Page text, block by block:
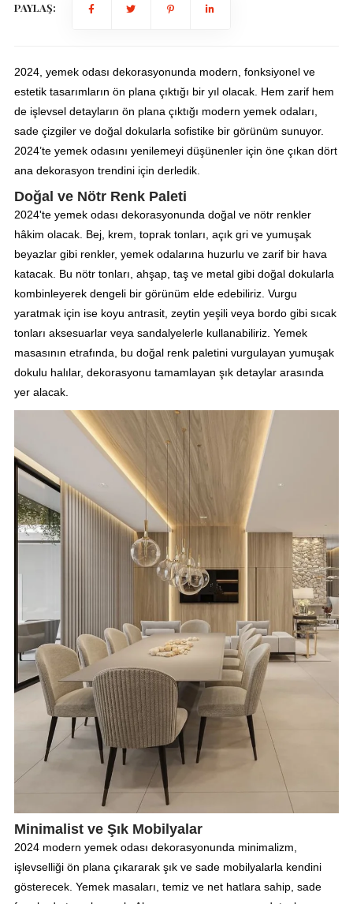
PAYLAŞ:
2024, yemek odası dekorasyonunda modern, fonksiyonel ve
estetik tasarımların ön plana çıktığı bir yıl olacak. Hem zarif hem
de işlevsel detayların ön plana çıktığı modern yemek odaları,
sade çizgiler ve doğal dokularla sofistike bir görünüm sunuyor.
2024’te yemek odasını yenilemeyi düşünenler için öne çıkan dört
ana dekorasyon trendini için derledik.
Doğal ve Nötr Renk Paleti
2024'te yemek odası dekorasyonunda doğal ve nötr renkler
hâkim olacak. Bej, krem, toprak tonları, açık gri ve yumuşak
beyazlar gibi renkler, yemek odalarına huzurlu ve zarif bir hava
katacak. Bu nötr tonları, ahşap, taş ve metal gibi doğal dokularla
kombinleyerek dengeli bir görünüm elde edebiliriz. Vurgu
yaratmak için ise koyu antrasit, zeytin yeşili veya bordo gibi sıcak
tonları aksesuarlar veya sandalyelerle kullanabiliriz. Yemek
masasının etrafında, bu doğal renk paletini vurgulayan yumuşak
dokulu halılar, dekorasyonu tamamlayan şık detaylar arasında
yer alacak.
Minimalist ve Şık Mobilyalar
2024 modern yemek odası dekorasyonunda minimalizm,
işlevselliği ön plana çıkararak şık ve sade mobilyalarla kendini
gösterecek. Yemek masaları, temiz ve net hatlara sahip, sade